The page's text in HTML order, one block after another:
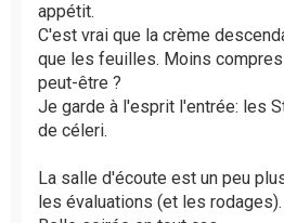
e
n
o
n
l
u
appétit.
C'est vrai que la crème
que les feuilles. Moins
peut-être ?
Je garde à l'esprit l'entrée: les
de céleri.
La salle d'écoute est un peu
les évaluations (et les rodages).